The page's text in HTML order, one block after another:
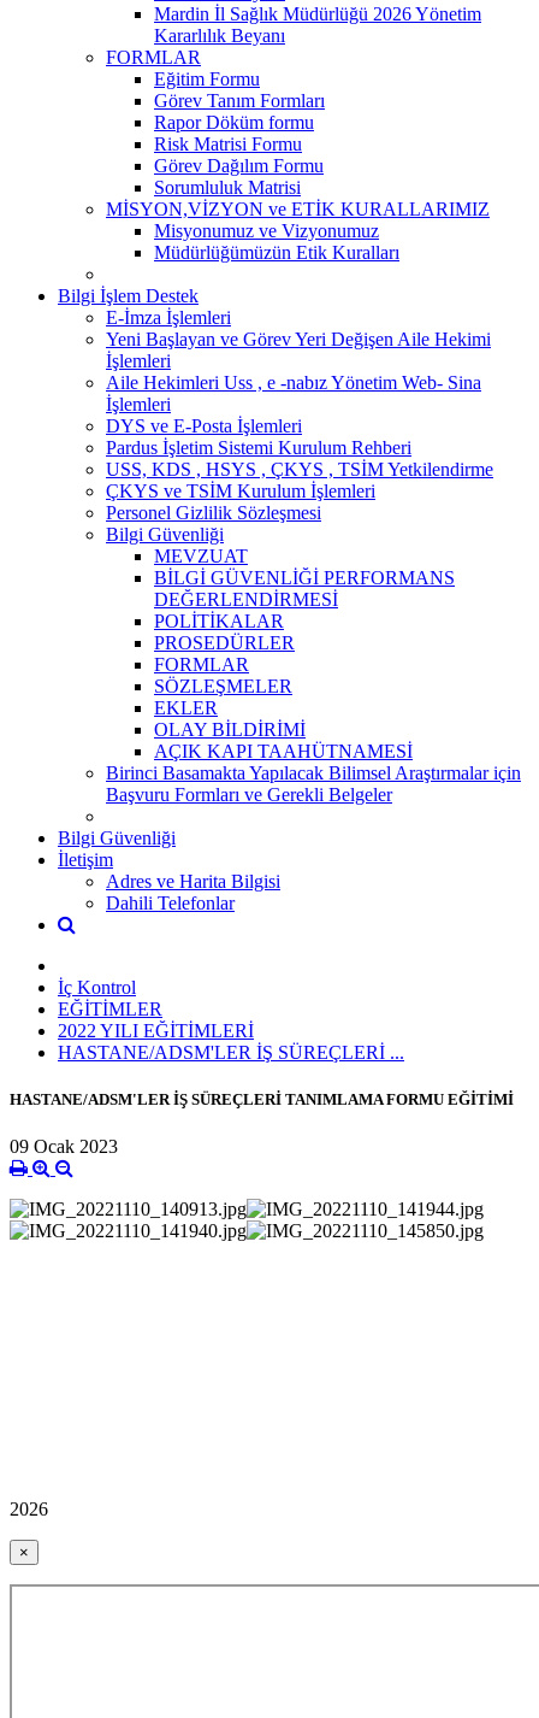
Mardin İl Sağlık Müdürlüğü 2026 Yönetim
Kararlılık Beyanı
FORMLAR
Eğitim Formu
Görev Tanım Formları
Rapor Döküm formu
Risk Matrisi Formu
Görev Dağılım Formu
Sorumluluk Matrisi
MİSYON,VİZYON ve ETİK KURALLARIMIZ
Misyonumuz ve Vizyonumuz
Müdürlüğümüzün Etik Kuralları
Bilgi İşlem Destek
E-İmza İşlemleri
Yeni Başlayan ve Görev Yeri Değişen Aile Hekimi
İşlemleri
Aile Hekimleri Uss , e -nabız Yönetim Web- Sina
İşlemleri
DYS ve E-Posta İşlemleri
Pardus İşletim Sistemi Kurulum Rehberi
USS, KDS , HSYS , ÇKYS , TSİM Yetkilendirme
ÇKYS ve TSİM Kurulum İşlemleri
Personel Gizlilik Sözleşmesi
Bilgi Güvenliği
MEVZUAT
BİLGİ GÜVENLİĞİ PERFORMANS
DEĞERLENDİRMESİ
POLİTİKALAR
PROSEDÜRLER
FORMLAR
SÖZLEŞMELER
EKLER
OLAY BİLDİRİMİ
AÇIK KAPI TAAHÜTNAMESİ
Birinci Basamakta Yapılacak Bilimsel Araştırmalar için
Başvuru Formları ve Gerekli Belgeler
Bilgi Güvenliği
İletişim
Adres ve Harita Bilgisi
Dahili Telefonlar
İç Kontrol
EĞİTİMLER
2022 YILI EĞİTİMLERİ
HASTANE/ADSM'LER İŞ SÜREÇLERİ ...
HASTANE/ADSM'LER İŞ SÜREÇLERİ TANIMLAMA FORMU EĞİTİMİ
09 Ocak 2023
2026
×